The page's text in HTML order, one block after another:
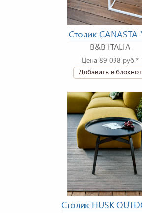
Столик CANASTA
B&B ITALIA
Цена 89 038 руб.*
Добавить в блокнот
Столик HUSK